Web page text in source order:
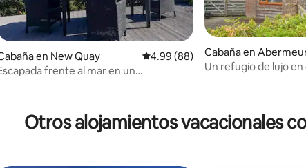
4.91 de 5; 22 evaluaciones
en New Quay Calificación promedio: 4.99 de 5;
4.99 (88)
frente al mar en un
Cabaña en
Un refugio de lujo en
Otros alojamientos vacacionales